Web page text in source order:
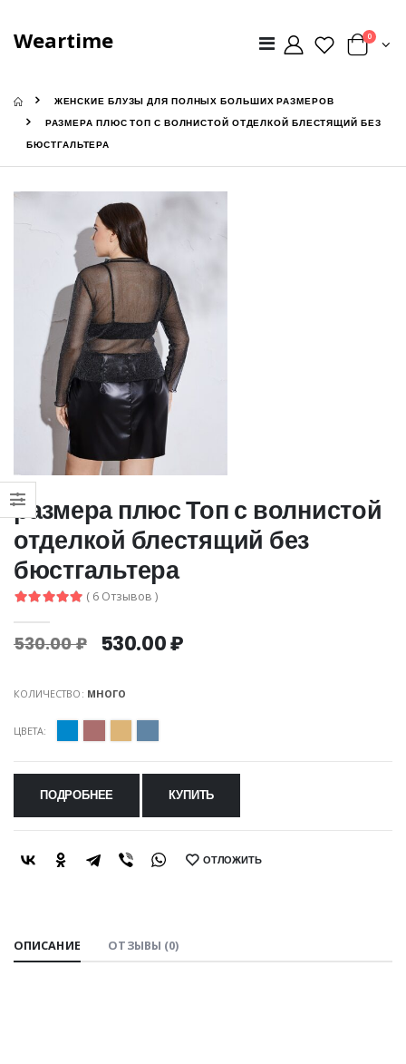
Weartime 0
ЖЕНСКИЕ БЛУЗЫ ДЛЯ ПОЛНЫХ БОЛЬШИХ РАЗМЕРОВ
РАЗМЕРА ПЛЮС ТОП С ВОЛНИСТОЙ ОТДЕЛКОЙ БЛЕСТЯЩИЙ БЕЗ
БЮСТГАЛЬТЕРА
размера плюс Топ с волнистой
отделкой блестящий без
бюстгальтера
( 6 Отзывов )
530.00 ₽ 530.00 ₽
КОЛИЧЕСТВО: МНОГО
ЦВЕТА:
ПОДРОБНЕЕ КУПИТЬ
SHARE: ОТЛОЖИТЬ
ОПИСАНИЕ ОТЗЫВЫ (0)